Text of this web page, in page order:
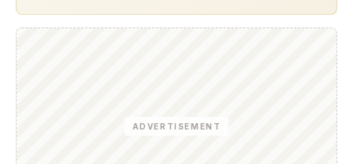
ADVERTISEMENT